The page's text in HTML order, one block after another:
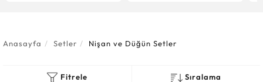
Anasayfa Setler Nişan ve Düğün Setler
Fitrele Sıralama